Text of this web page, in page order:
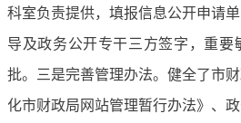
科室负责提供，填报信息公开申请
导及政务公开专干三方签字，重
批。三是完善管理办法。健全了市
化市财政局网站管理暂行办法》、